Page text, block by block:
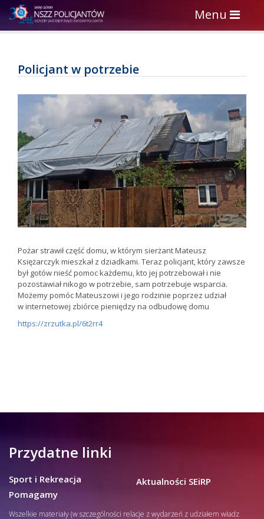
Toggle
navigation
Menu
Policjant w potrzebie
Pożar strawił część domu, w którym sierżant Mateusz
Księżarczyk mieszkał z dziadkami. Teraz policjant, który zawsze
był gotów nieść pomoc każdemu, kto jej potrzebował i nie
pozostawiał nikogo w potrzebie, sam potrzebuje wsparcia.
Możemy pomóc Mateuszowi i jego rodzinie poprzez udział
w internetowej zbiórce pieniędzy na odbudowę domu
https://zrzutka.pl/6t2rr4
Przydatne linki
Sport i Rekreacja
Pomagamy
Aktualności SEiRP
Wszelkie materiały (w szczególności relacje z wydarzeń z udziałem władz